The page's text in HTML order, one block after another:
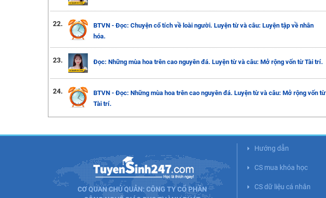
22.
BTVN - Đọc: Chuyện cổ tích về loài người. Luyện từ và câu: Luyện tập về nhân
hóa.
23. Đọc: Những mùa hoa trên cao nguyên đá. Luyện từ và câu: Mở rộng vốn từ Tài trí.
24.
BTVN - Đọc: Những mùa hoa trên cao nguyên đá. Luyện từ và câu: Mở rộng vốn từ
Tài trí.
CƠ QUAN CHỦ QUẢN: CÔNG TY CỔ PHẦN
Hướng dẫn
CS mua khóa học
CS dữ liệu cá nhân